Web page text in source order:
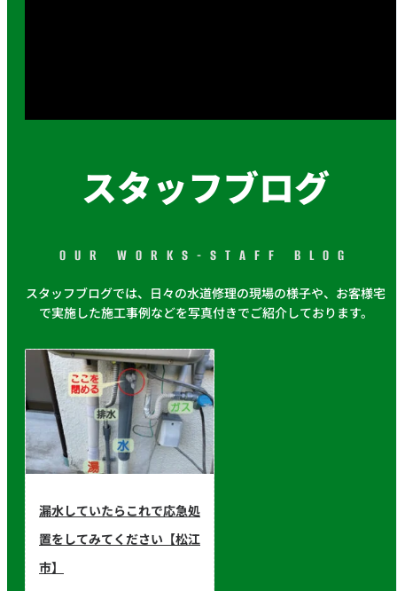
スタッフブログ
OUR WORKS-STAFF BLOG
スタッフブログでは、日々の水道修理の現場の様子や、お客様宅
で実施した施工事例などを写真付きでご紹介しております。
漏水していたらこれで応急処
置をしてみてください【松江
市】